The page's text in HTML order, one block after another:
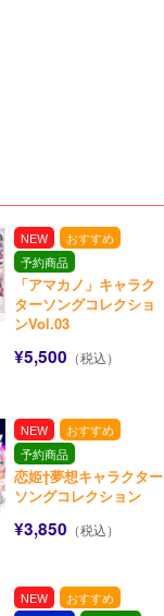
NEW
おすすめ
予約商品
「アマカノ」キャラク
ターソングコレクショ
ンVol.03
¥5,500 （税込）
NEW
おすすめ
予約商品
恋姫†夢想キャラクター
ソングコレクション
¥3,850 （税込）
NEW
おすすめ